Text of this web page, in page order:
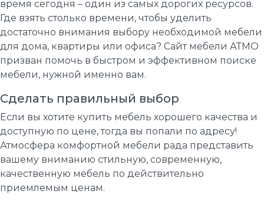
время сегодня – один из самых дорогих ресурсов.
Где взять столько времени, чтобы уделить
достаточно внимания выбору необходимой мебели
для дома, квартиры или офиса? Сайт мебели АТМО
призван помочь в быстром и эффективном поиске
мебели, нужной именно вам.
Сделать правильный выбор
Если вы хотите купить мебель хорошего качества и
доступную по цене, тогда вы попали по адресу!
Атмосфера комфортной мебели рада представить
вашему вниманию стильную, современную,
качественную мебель по действительно
приемлемым ценам.